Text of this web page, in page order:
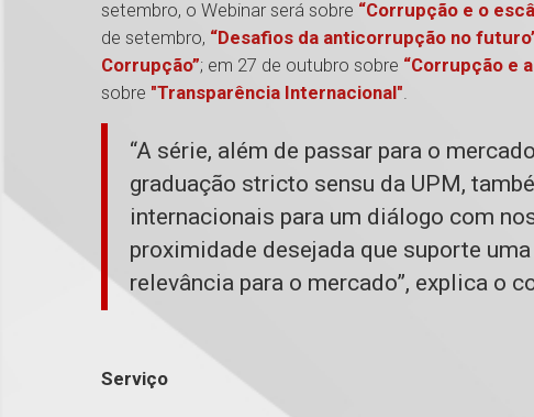
setembro, o Webinar será sobre “Corrupção e o
de setembro, “Desafios da anticorrupção no
Corrupção”; em 27 de outubro sobre “Corrupção e
sobre "Transparência Internacional".
“A série, além de passar para o
graduação stricto sensu da UPM,
internacionais para um diálogo com
proximidade desejada que suporte
relevância para o mercado”, explica o
Serviço